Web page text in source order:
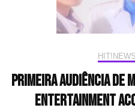
HIT!NEWS
Primeira audiência de
Entertainment